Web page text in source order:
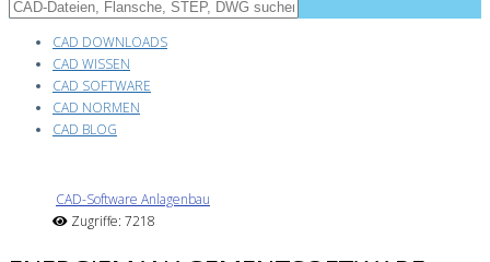
CAD DOWNLOADS
CAD WISSEN
CAD SOFTWARE
CAD NORMEN
CAD BLOG
CAD-Software Anlagenbau
Zugriffe: 7218